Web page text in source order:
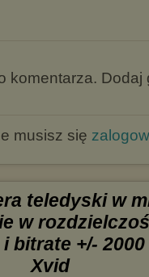
komentarza. Dodaj
musisz się
teledyski w
w
bitrate +/-
Xvid